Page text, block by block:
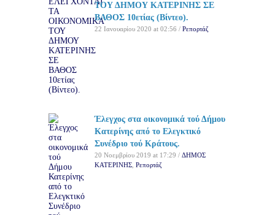
ΤΟΥ ΔΗΜΟΥ ΚΑΤΕΡΙΝΗΣ ΣΕ
ΒΑΘΟΣ 10ετίας (Βίντεο).
22 Ιανουαρίου 2020 at 02:56 / Ρεπορτάζ
Έλεγχος στα οικονομικά τού Δήμου
Κατερίνης από το Ελεγκτικό
Συνέδριο τού Κράτους.
20 Νοεμβρίου 2019 at 17:29 / ΔΗΜΟΣ
ΚΑΤΕΡΙΝΗΣ Ρεπορτάζ